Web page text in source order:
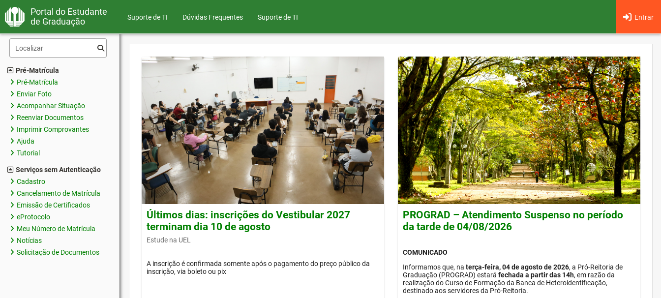
Portal do Estudante
de Graduação
Suporte de TI Dúvidas Frequentes Entrar
Suporte de TI
Pré-Matrícula
Pré-Matrícula
Enviar Foto
Acompanhar Situação
Reenviar Documentos
Imprimir Comprovantes
Ajuda
Tutorial
Serviços sem Autenticação
Cadastro
Cancelamento de Matrícula
Emissão de Certificados
eProtocolo
Meu Número de Matrícula
Notícias
Solicitação de Documentos
Últimos dias: inscrições do Vestibular 2027
terminam dia 10 de agosto
Estude na UEL
A inscrição é confirmada somente após o pagamento do preço público da
inscrição, via boleto ou pix
PROGRAD – Atendimento Suspenso no período
da tarde de 04/08/2026
COMUNICADO
Informamos que, na terça-feira, 04 de agosto de 2026, a Pró-Reitoria de
Graduação (PROGRAD) estará fechada a partir das 14h, em razão da
realização do Curso de Formação da Banca de Heteroidentificação,
destinado aos servidores da Pró-Reitoria.